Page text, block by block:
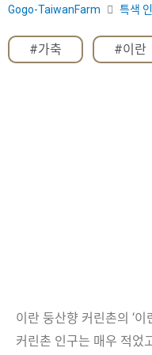
Gogo-TaiwanFarm 특색
#가축 #이란
이란 둥산향 커린촌의 ‘이
커린촌 인구는 매우 적었